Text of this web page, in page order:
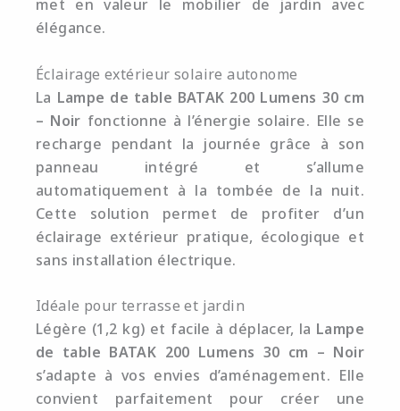
met en valeur le mobilier de jardin avec
élégance.
Éclairage extérieur solaire autonome
La Lampe de table BATAK 200 Lumens 30 cm
– Noir fonctionne à l’énergie solaire. Elle se
recharge pendant la journée grâce à son
panneau intégré et s’allume
automatiquement à la tombée de la nuit.
Cette solution permet de profiter d’un
éclairage extérieur pratique, écologique et
sans installation électrique.
Idéale pour terrasse et jardin
Légère (1,2 kg) et facile à déplacer, la Lampe
de table BATAK 200 Lumens 30 cm – Noir
s’adapte à vos envies d’aménagement. Elle
convient parfaitement pour créer une